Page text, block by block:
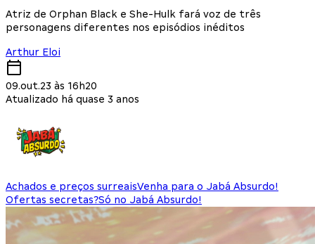
Atriz de Orphan Black e She-Hulk fará voz de três
personagens diferentes nos episódios inéditos
Arthur Eloi
09.out.23 às 16h20
Atualizado há quase 3 anos
Achados e preços surreaisVenha para o Jabá Absurdo!
Ofertas secretas?Só no Jabá Absurdo!